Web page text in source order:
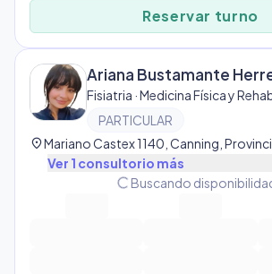
Reservar turno
Ariana Bustamante
Fisiatria · Medicina Física y
PARTICULAR
location_on
Ver 1 consultorio más
progress_activity Buscando